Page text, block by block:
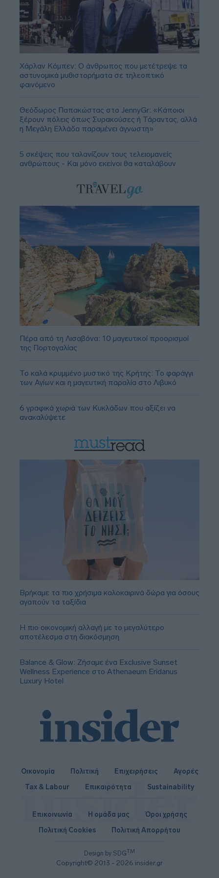
Χάρλαν Κόμπεν: Ο άνθρωπος που μετέτρεψε τα
αστυνομικά μυθιστορήματα σε τηλεοπτικό
φαινόμενο
Θεόδωρος Παπακώστας στο JennyGr: «Κάποιοι
ξέρουν πόλεις όπως Συρακούσες ή Τάραντας, αλλά
η Μεγάλη Ελλάδα παραμένει άγνωστη»
5 σκέψεις που ταλανίζουν τους τελειομανείς
ανθρώπους - Και μόνο εκείνοι θα καταλάβουν
Πέρα από τη Λισαβόνα: 10 μαγευτικοί προορισμοί
της Πορτογαλίας
Το καλά κρυμμένο μυστικό της Κρήτης: Το φαράγγι
των Αγίων και η μαγευτική παραλία στο Λιβυκό
6 γραφικά χωριά των Κυκλάδων που αξίζει να
ανακαλύψετε
Βρήκαμε τα πιο χρήσιμα καλοκαιρινά δώρα για όσους
αγαπούν τα ταξίδια
Η πιο οικονομική αλλαγή με το μεγαλύτερο
αποτέλεσμα στη διακόσμηση
Balance & Glow: Ζήσαμε ένα Exclusive Sunset
Wellness Experience στο Athenaeum Eridanus
Luxury Hotel
Οικονομία Πολιτική Επιχειρήσεις
Αγορές
Tax & Labour
Επικαιρότητα Sustainability
Design by SDGTM
Copyright© 2013 - 2026 insider.gr
Επικοινωνία Η ομάδα μας
Όροι χρήσης
Πολιτική Cookies
Πολιτική Απορρήτου